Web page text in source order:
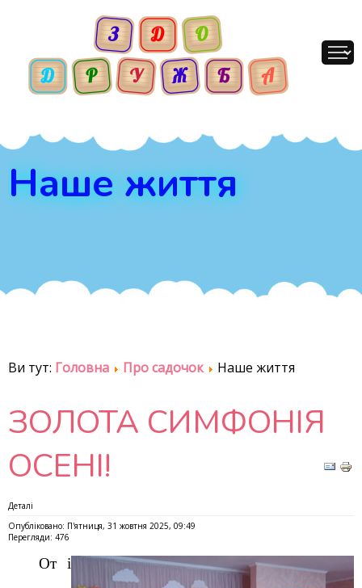
Наше життя
Ви тут: Головна Про садочок Наше життя
ЗОЛОТА СИМФОНІЯ
ОСЕНІ!
Деталі
Опубліковано: П'ятниця, 31 жовтня 2025, 09:49
Перегляди: 476
От і